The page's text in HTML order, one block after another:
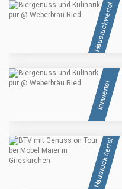
Hausruckviertel
Innviertel
Hausruckviertel